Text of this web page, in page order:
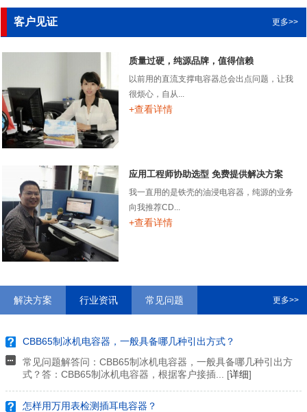
客户见证 更多>>
质量过硬，纯源品牌，值得信赖
以前用的直流支撑电容器总会出点问题，让我
很烦心，自从...
+查看详情
应用工程师协助选型 免费提供解决方案
我一直用的是铁壳的油浸电容器，纯源的业务
向我推荐CD...
+查看详情
解决方案 行业资讯 常见问题 更多>>
CBB65制冰机电容器，一般具备哪几种引出方式？
常见问题解答问：CBB65制冰机电容器，一般具备哪几种引出方
式？答：CBB65制冰机电容器，根据客户接插... [详细]
怎样用万用表检测插耳电容器？